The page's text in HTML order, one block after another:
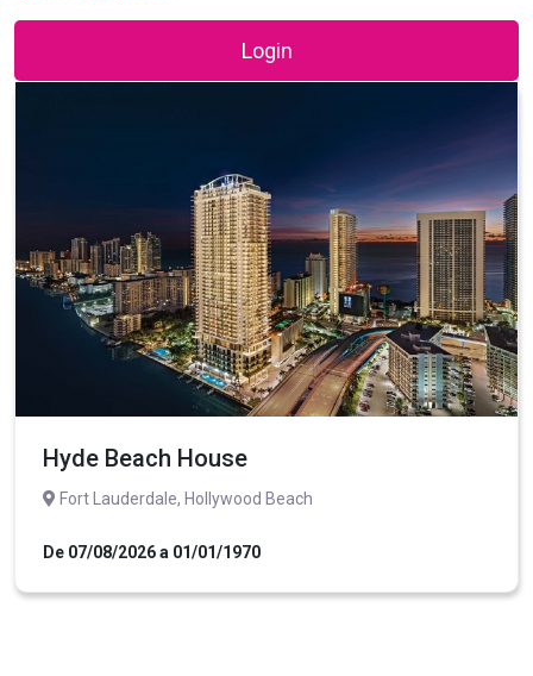
Login
Hyde Beach House
Fort Lauderdale, Hollywood Beach
De 07/08/2026 a 01/01/1970